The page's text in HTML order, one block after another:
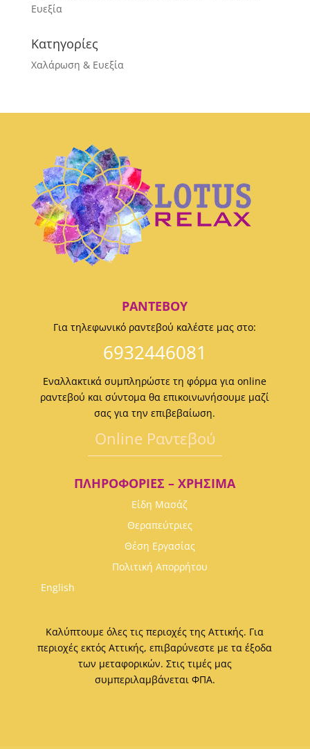
Ευεξία
Κατηγορίες
Χαλάρωση & Ευεξία
ΡΑΝΤΕΒΟΎ
Για τηλεφωνικό ραντεβού καλέστε μας στο:
6932446081
Εναλλακτικά συμπληρώστε τη φόρμα για online
ραντεβού και σύντομα θα επικοινωνήσουμε μαζί
σας για την επιβεβαίωση.
Οnline Ραντεβού
ΠΛΗΡΟΦΟΡΊΕΣ – ΧΡΉΣΙΜΑ
Είδη Μασάζ
Θεραπεύτριες
Θέση Εργασίας
Πολιτική Απορρήτου
English
Καλύπτουμε όλες τις περιοχές της Αττικής. Για
περιοχές εκτός Αττικής, επιβαρύνεστε με τα έξοδα
των μεταφορικών. Στις τιμές μας
συμπεριλαμβάνεται ΦΠΑ.